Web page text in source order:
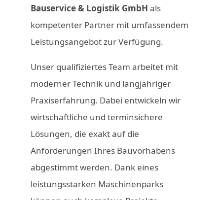
Bauservice & Logistik GmbH als
kompetenter Partner mit umfassendem
Leistungsangebot zur Verfügung.
Unser qualifiziertes Team arbeitet mit
moderner Technik und langjähriger
Praxiserfahrung. Dabei entwickeln wir
wirtschaftliche und terminsichere
Lösungen, die exakt auf die
Anforderungen Ihres Bauvorhabens
abgestimmt werden. Dank eines
leistungsstarken Maschinenparks